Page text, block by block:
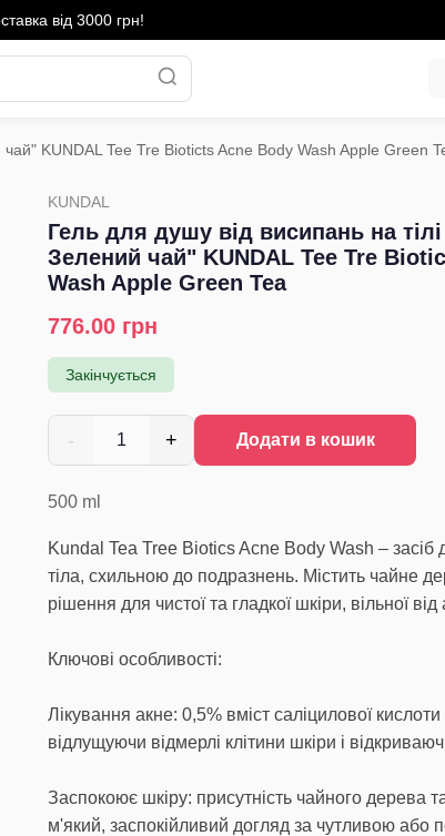
від 3000 грн!
KUNDAL Tee Tre Bioticts Acne Body Wash Apple Green
KUNDAL
Гель для душу від висипань на
Зелений чай" KUNDAL Tee Tre
Wash Apple Green Tea
776.00 грн
Закінчується
- 1 + Додати в кошик
500 ml
Kundal Tea Tree Biotics Acne Body Wash – засіб
тіла, схильною до подразнень. Містить чайне
рішення для чистої та гладкої шкіри, вільної
Ключові особливості:
Лікування акне: 0,5% вміст саліцилової
відлущуючи відмерлі клітини шкіри і
Заспокоює шкіру: присутність чайного дерева
м'який, заспокійливий догляд за чутливою або